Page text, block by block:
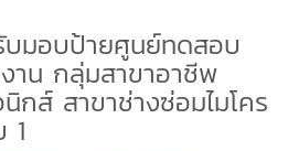
บมอบป้ายศูนย์ทดสอบ
าน กลุ่มสาขาอาชีพ
กส์ สาขาช่างซ่อมไมโคร
1